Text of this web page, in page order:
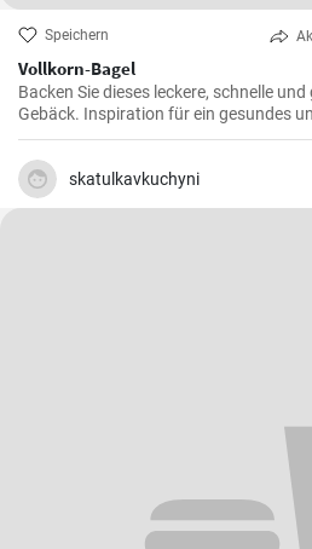
Speichern
Vollkorn-Bagel
Backen Sie dieses leckere, schnelle
Gebäck. Inspiration für ein gesundes
man nie genug haben.
skatulkavkuchyni